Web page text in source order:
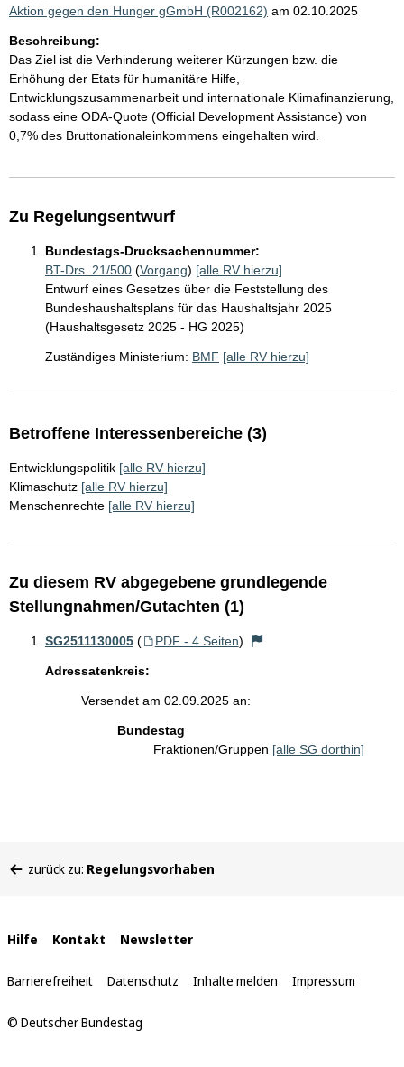
Aktion gegen den Hunger gGmbH (R002162) am 02.10.2025
Beschreibung:
Das Ziel ist die Verhinderung weiterer Kürzungen bzw. die
Erhöhung der Etats für humanitäre Hilfe,
Entwicklungszusammenarbeit und internationale Klimafinanzierung,
sodass eine ODA-Quote (Official Development Assistance) von
0,7% des Bruttonationaleinkommens eingehalten wird.
Zu Regelungsentwurf
Bundestags-Drucksachennummer:
BT-Drs. 21/500 (Vorgang) [alle RV hierzu]
Entwurf eines Gesetzes über die Feststellung des
Bundeshaushaltsplans für das Haushaltsjahr 2025
(Haushaltsgesetz 2025 - HG 2025)
Zuständiges Ministerium: BMF [alle RV hierzu]
Betroffene Interessenbereiche (3)
Entwicklungspolitik [alle RV hierzu]
Klimaschutz [alle RV hierzu]
Menschenrechte [alle RV hierzu]
Zu diesem RV abgegebene grundlegende
Stellungnahmen/Gutachten (1)
SG2511130005 ( PDF - 4 Seiten)
Adressatenkreis:
Versendet am 02.09.2025 an:
Bundestag
Fraktionen/Gruppen [alle SG dorthin]
befinden
zurück zu: Regelungsvorhaben
Interne
Links
Hilfe Kontakt Newsletter
Barrierefreiheit Datenschutz Inhalte melden Impressum
© Deutscher Bundestag